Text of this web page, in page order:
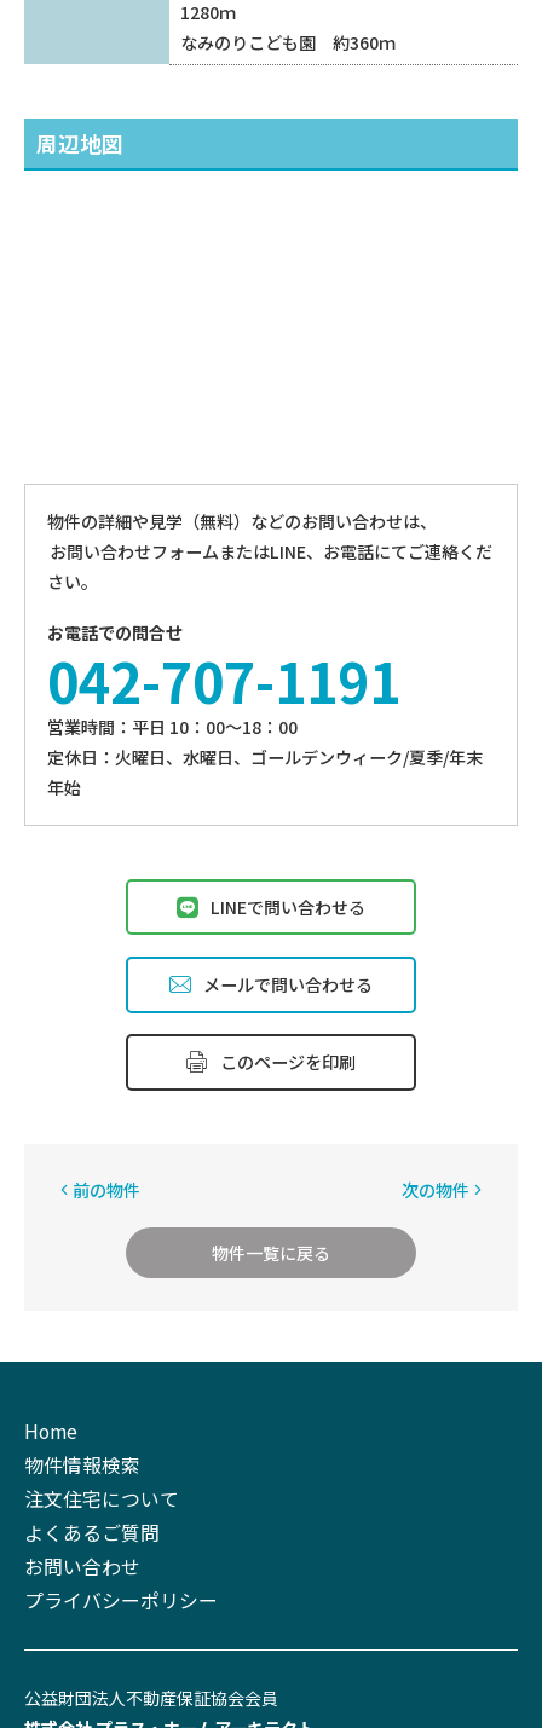
1280ｍ
なみのりこども園 約360ｍ
周辺地図
物件の詳細や見学（無料）などのお問い合わせは、
お問い合わせフォームまたはLINE、お電話にてご連絡くだ
さい。
お電話での問合せ
042-707-1191
営業時間：平⽇ 10：00〜18：00
定休⽇：火曜日、⽔曜⽇、ゴールデンウィーク/夏季/年末
年始
LINEで問い合わせる
メールで問い合わせる
このページを印刷
前の物件
物件一覧に戻る
次の物件
Home
物件情報検索
注文住宅について
よくあるご質問
お問い合わせ
プライバシーポリシー
公益財団法⼈不動産保証協会会員